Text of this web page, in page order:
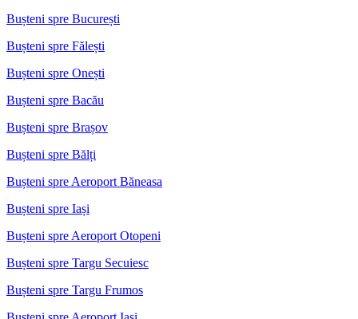
Bușteni spre București
Bușteni spre Fălești
Bușteni spre Onești
Bușteni spre Bacău
Bușteni spre Brașov
Bușteni spre Bălți
Bușteni spre Aeroport Băneasa
Bușteni spre Iași
Bușteni spre Aeroport Otopeni
Bușteni spre Targu Secuiesc
Bușteni spre Targu Frumos